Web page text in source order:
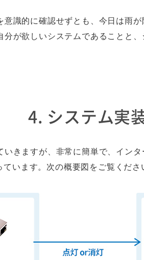
識的に確認せずとも、今日は雨
分が欲しいシステムであることと
4. システム実
きますが、非常に簡単で、イン
います。次の概要図をご覧くださ